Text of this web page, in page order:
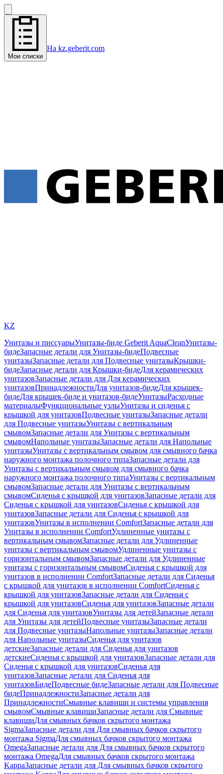
Мои списки
На kz.geberit.com
KZ
Унитазы и писсуарыУнитазы-биде Geberit AquaCleanУнитазы-
бидеЗапасные детали для Унитазы-бидеПодвесные
унитазыЗапасные детали для Подвесные унитазыКрышки-
бидеЗапасные детали для Крышки-бидеДля керамических
унитазовЗапасные детали для Для керамических
унитазовПринадлежностиДля унитазов-бидеДля крышек-
бидеДля крышек-биде и унитазов-бидеУнитазыРасходные
материалыФункциональные узлыУнитазы и сиденья с
крышкой для унитазовПодвесные унитазыЗапасные детали
для Подвесные унитазыУнитазы с вертикальным
смывомЗапасные детали для Унитазы с вертикальным
смывомНапольные унитазыЗапасные детали для Напольные
унитазыУнитазы с вертикальным смывом для смывного бачка
наружного монтажа полочного типаЗапасные детали для
Унитазы с вертикальным смывом для смывного бачка
наружного монтажа полочного типаУнитазы с вертикальным
смывомЗапасные детали для Унитазы с вертикальным
смывомСиденья с крышкой для унитазовЗапасные детали для
Сиденья с крышкой для унитазовСиденья с крышкой для
унитазовЗапасные детали для Сиденья с крышкой для
унитазовУнитазы в исполнении ComfortЗапасные детали для
Унитазы в исполнении ComfortУдлиненные унитазы с
вертикальным смывомЗапасные детали для Удлиненные
унитазы с вертикальным смывомУдлиненные унитазы с
горизонтальным смывомЗапасные детали для Удлиненные
унитазы с горизонтальным смывомСиденья с крышкой для
унитазов в исполнении ComfortЗапасные детали для Сиденья
с крышкой для унитазов в исполнении ComfortСиденья с
крышкой для унитазовЗапасные детали для Сиденья с
крышкой для унитазовСиденья для унитазовЗапасные детали
для Сиденья для унитазовУнитазы для детейЗапасные детали
для Унитазы для детейПодвесные унитазыЗапасные детали
для Подвесные унитазыНапольные унитазыЗапасные детали
для Напольные унитазыСиденья для унитазов
детскиеЗапасные детали для Сиденья для унитазов
детскиеСиденья с крышкой для унитазовЗапасные детали для
Сиденья с крышкой для унитазовСиденья для
унитазовЗапасные детали для Сиденья для
унитазовБидеПодвесные бидеЗапасные детали для Подвесные
бидеПринадлежностиЗапасные детали для
ПринадлежностиСмывные клавиши и системы управления
смывомСмывные клавишиЗапасные детали для Смывные
клавишиДля смывных бачков скрытого монтажа
SigmaЗапасные детали для Для смывных бачков скрытого
монтажа SigmaДля смывных бачков скрытого монтажа
OmegaЗапасные детали для Для смывных бачков скрытого
монтажа OmegaДля смывных бачков скрытого монтажа
KappaЗапасные детали для Для смывных бачков скрытого